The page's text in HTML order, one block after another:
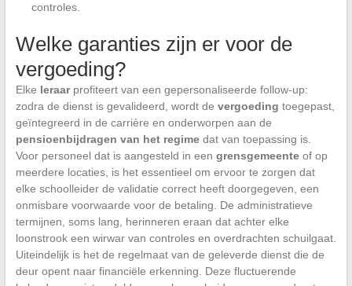
controles.
Welke garanties zijn er voor de
vergoeding?
Elke leraarprofiteert van een gepersonaliseerde follow-up:
zodra de dienst is gevalideerd, wordt de vergoeding toegepast,
geïntegreerd in de carrière en onderworpen aan de
pensioenbijdragen van het regimedat van toepassing is.
Voor personeel dat is aangesteld in een grensgemeenteof op
meerdere locaties, is het essentieel om ervoor te zorgen dat
elke schoolleider de validatie correct heeft doorgegeven, een
onmisbare voorwaarde voor de betaling. De administratieve
termijnen, soms lang, herinneren eraan dat achter elke
loonstrook een wirwar van controles en overdrachten schuilgaat.
Uiteindelijk is het de regelmaat van de geleverde dienst die de
deur opent naar financiële erkenning. Deze fluctuerende